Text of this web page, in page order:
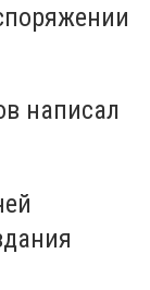
написал